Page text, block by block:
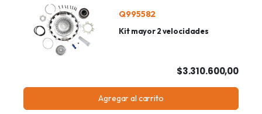
Q995582
Kit mayor 2 velocidades
$3.310.600,00
Agregar al carrito